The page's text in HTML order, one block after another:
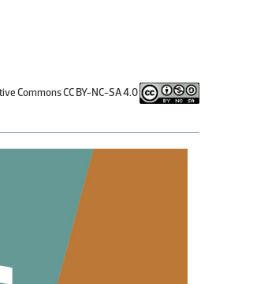
Commons CC BY-NC-SA 4.0